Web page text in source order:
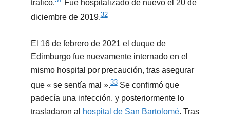
tráfico.
​ Fue hospitalizado de nuevo el 20 de
diciembre de 2019.32
El 16 de febrero de 2021 el duque de
Edimburgo fue nuevamente internado en el
mismo hospital por precaución, tras asegurar
que « se sentía mal ».33​ Se confirmó que
padecía una infección, y posteriormente lo
trasladaron al
hospital de San Bartolomé. Tras